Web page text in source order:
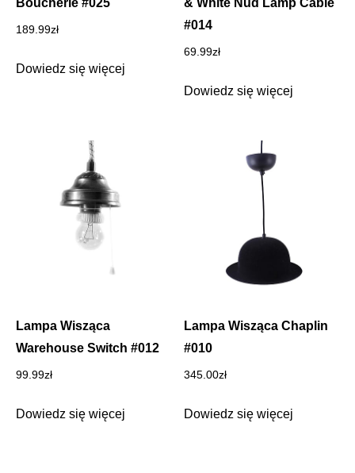
Boucherie #025
189.99zł
Dowiedz się więcej
& White Nud Lamp Cable
#014
69.99zł
Dowiedz się więcej
Lampa Wisząca
Warehouse Switch #012
99.99zł
Dowiedz się więcej
Lampa Wisząca Chaplin
#010
345.00zł
Dowiedz się więcej